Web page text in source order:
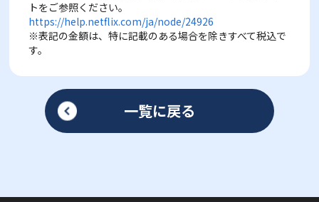
トをご参照ください。
https://help.netflix.com/ja/node/24926
※表記の金額は、特に記載のある場合を除きすべて税込で
す。
一覧に戻る